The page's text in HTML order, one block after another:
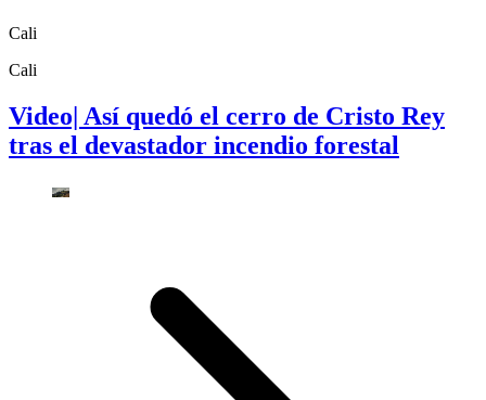
Cali
Cali
Video| Así quedó el cerro de Cristo Rey
tras el devastador incendio forestal